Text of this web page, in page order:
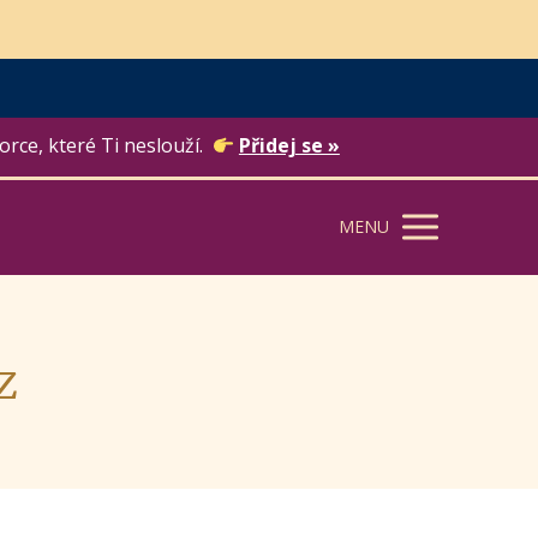
které Ti neslouží. Přidej se »
MENU